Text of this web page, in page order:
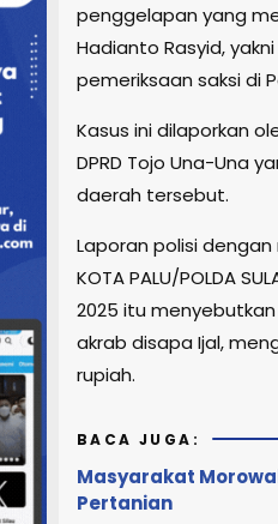
penggelapan yang
Hadianto Rasyid,
pemeriksaan saksi di
Kasus ini dilaporkan
DPRD Tojo Una-Una
daerah tersebut.
Laporan polisi dengan
KOTA PALU/POLDA
2025 itu
akrab disapa Ijal,
rupiah.
BACA JUGA:
Masyarakat
Pertanian